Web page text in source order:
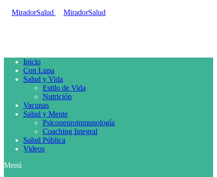
Inicio
Con Lupa
Salud y Vida
Estilo de Vida
Nutrición
Vacunas
Salud y Mente
Psiconeuroinmunología
Coaching Integral
Salud Pública
Videos
Menú